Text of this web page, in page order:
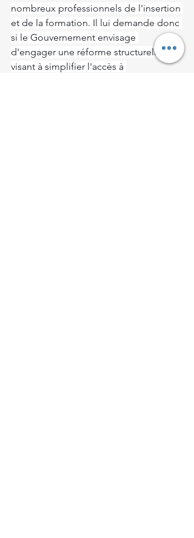
nombreux professionnels de l'insertion
et de la formation. Il lui demande donc
si le Gouvernement envisage
d'engager une réforme structurelle
visant à simplifier l'accès à